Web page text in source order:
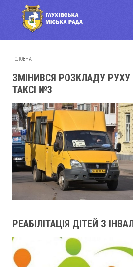
ГОЛОВНА
ЗМІНИВСЯ РОЗКЛАДУ
ТАКСІ №3
РЕАБІЛІТАЦІЯ ДІТЕЙ З